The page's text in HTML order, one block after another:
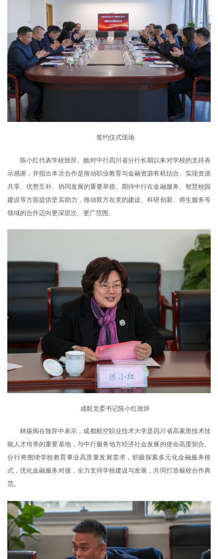
签约仪式现场
陈小红代表学校致辞。她对中行四川省分行长期以来对学校的支持表
示感谢，并指出本次合作是推动职业教育与金融资源有机结合、实现资源
共享、优势互补、协同发展的重要举措。期待中行在金融服务、智慧校园
建设等方面提供坚实助力，推动双方在党的建设、科研创新、师生服务等
领域的合作迈向更深层次、更广范围。
成航党委书记陈小红致辞
林振闽在致辞中表示，成都航空职业技术大学是四川省高素质技术技
能人才培养的重要基地，与中行服务地方经济社会发展的使命高度契合。
分行将围绕学校教育事业高质量发展需求，积极探索多元化金融服务模
式，优化金融服务对接，全力支持学校建设与发展，共同打造银校合作典
范。